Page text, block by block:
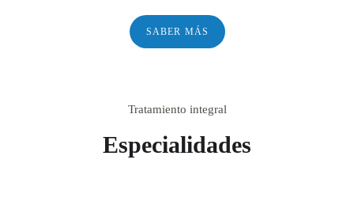
SABER MÁS
Especialidades
Tratamiento integral